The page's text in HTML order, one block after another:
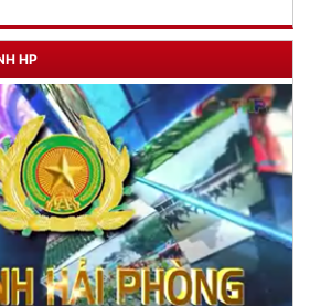
TƯ CÁCH
AN CÁCH MỆNH LÀ:
HP